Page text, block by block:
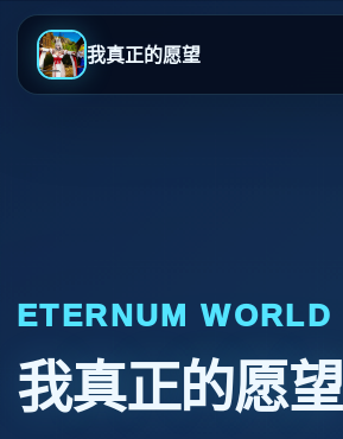
我真正的愿望
ETERNUM WORLD
我真正的愿望